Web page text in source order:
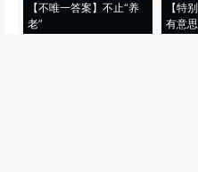
【不唯一答案】不止“养
老”
【特
有意